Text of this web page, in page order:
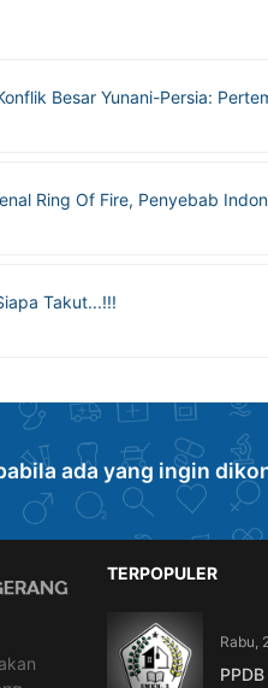
Besar Yunani-Persia:
Ring Of Fire, Penyebab
Takut...!!!
ada yang ingin
TERPOPULER
Rabu,